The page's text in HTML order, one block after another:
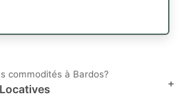
commodités à Bardos?
+